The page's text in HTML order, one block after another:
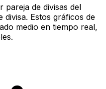
pareja de divisas del
Estos gráficos de
medio en tiempo real,